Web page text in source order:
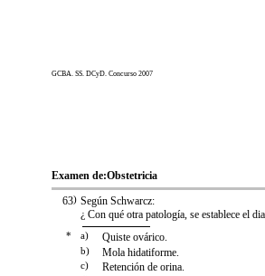
GCBA. SS. DCyD. Concurso 2007
Examen de:Obstetricia
)
63 Según Schwarcz:
¿ Con qué otra patología, se establece el
* a) Quiste ovárico.
b) Mola hidatiforme.
c) Retención de orina.